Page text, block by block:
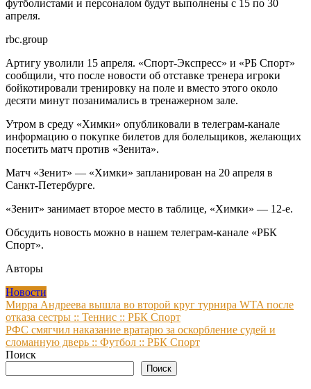
футболистами и персоналом будут выполнены с 15 по 30
апреля.
rbc.group
Артигу уволили 15 апреля. «Спорт-Экспресс» и «РБ Спорт»
сообщили, что после новости об отставке тренера игроки
бойкотировали тренировку на поле и вместо этого около
десяти минут позанимались в тренажерном зале.
Утром в среду «Химки» опубликовали в телеграм-канале
информацию о покупке билетов для болельщиков, желающих
посетить матч против «Зенита».
Матч «Зенит» — «Химки» запланирован на 20 апреля в
Санкт-Петербурге.
«Зенит» занимает второе место в таблице, «Химки» — 12-е.
Обсудить новость можно в нашем телеграм-канале «РБК
Спорт».
Авторы
Новости
Навигация
по
записям
Мирра Андреева вышла во второй круг турнира WTA после
отказа сестры :: Теннис :: РБК Спорт
РФС смягчил наказание вратарю за оскорбление судей и
сломанную дверь :: Футбол :: РБК Спорт
Поиск
Поиск